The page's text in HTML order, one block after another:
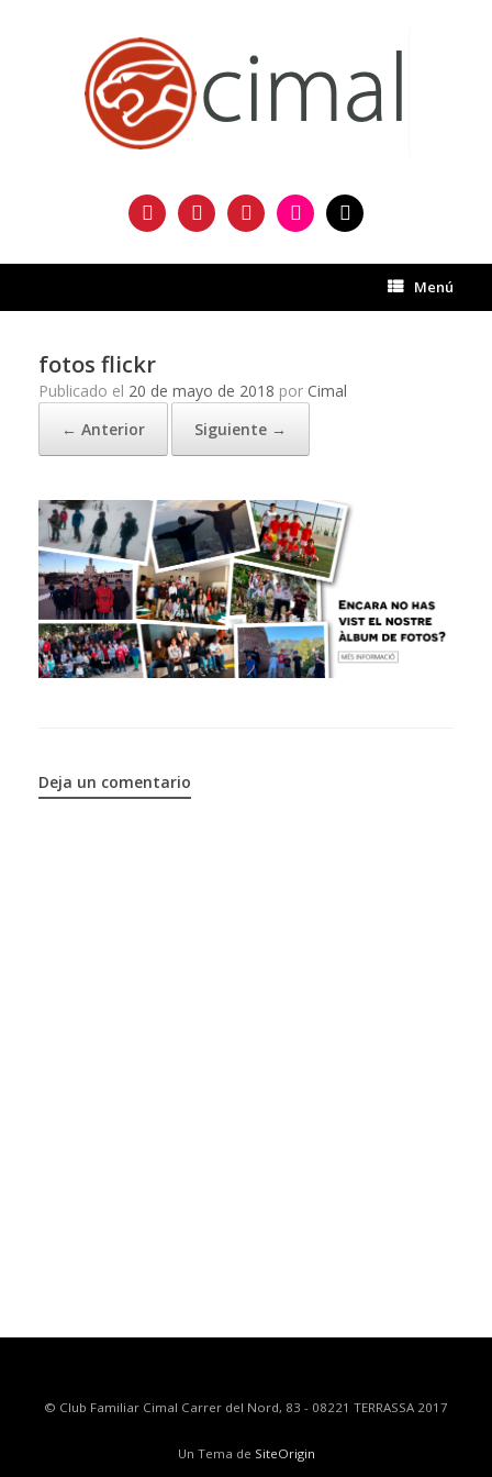
facebooktwitter instagramflickr mail
Menú
fotos flickr
Publicado el 20 de mayo de 2018 por Cimal
← Anterior
Siguiente →
Deja un comentario
© Club Familiar Cimal Carrer del Nord, 83 - 08221 TERRASSA 2017
Un Tema de SiteOrigin